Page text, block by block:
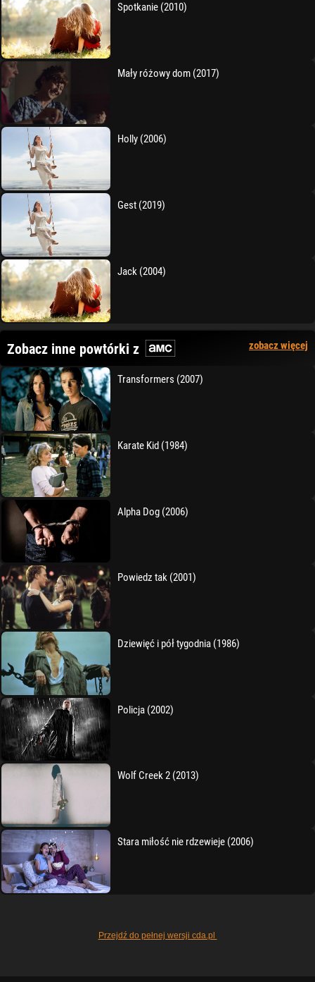
Spotkanie (2010)
Mały różowy dom (2017)
Holly (2006)
Gest (2019)
Jack (2004)
Zobacz inne powtórki z zobacz więcej
Transformers (2007)
Karate Kid (1984)
Alpha Dog (2006)
Powiedz tak (2001)
Dziewięć i pół tygodnia (1986)
Policja (2002)
Wolf Creek 2 (2013)
Stara miłość nie rdzewieje (2006)
Przejdź do pełnej wersji cda.pl